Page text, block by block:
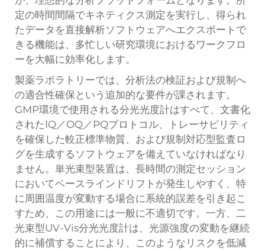
定の時間間隔でキネティクス測定を実行し、得られ
たデータを直接解析ソフトウェアへエクスポートで
きる機能は、多忙しい研究環境におけるワークフロ
ーを大幅に効率化します。
製薬ラボラトリーでは、分析法の検証および規制へ
の適合性確保という追加的な要件が課されます。
GMP環境で使用される分光光度計はすべて、文書化
されたIQ／OQ／PQプロトコル、トレーサビリティ
を確保した較正標準物質、および規制対応型監査ロ
グを生成するソフトウェアを備えていなければなり
ません。単光束型装置は、長時間の測定セッション
においてベースラインドリフトが発生しやすく、特
に周囲温度が変動する場合に系統的誤差を引き起こ
すため、この用途には一般に不適切です。一方、二
光束型UV-Vis分光光度計は、光源強度の変動を継続
的に補償することにより、このようなリスクを低減